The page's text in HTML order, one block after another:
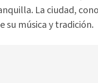
La ciudad,
su música y tradición.